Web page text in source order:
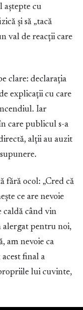
aștepte cu
și să „tacă
val de reacții care
clare: declarația
explicații cu care
Iar
care publicul s-a
alții au auzit
fără ocol: „Cred că
ce are nevoie
caldă când vin
alergat pentru noi,
am nevoie ca
final a
lui cuvinte,